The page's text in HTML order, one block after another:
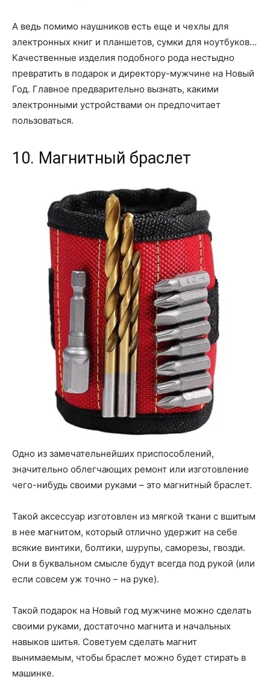
А ведь помимо наушников есть еще и чехлы для
электронных книг и планшетов, сумки для ноутбуков…
Качественные изделия подобного рода нестыдно
превратить в подарок и директору-мужчине на Новый
Год. Главное предварительно вызнать, какими
электронными устройствами он предпочитает
пользоваться.
10. Магнитный браслет
Одно из замечательнейших приспособлений,
значительно облегчающих ремонт или изготовление
чего-нибудь своими руками – это магнитный браслет.
Такой аксессуар изготовлен из мягкой ткани с вшитым
в нее магнитом, который отлично удержит на себе
всякие винтики, болтики, шурупы, саморезы, гвозди.
Они в буквальном смысле будут всегда под рукой (или
если совсем уж точно – на руке).
Такой подарок на Новый год мужчине можно сделать
своими руками, достаточно магнита и начальных
навыков шитья. Советуем сделать магнит
вынимаемым, чтобы браслет можно будет стирать в
машинке.